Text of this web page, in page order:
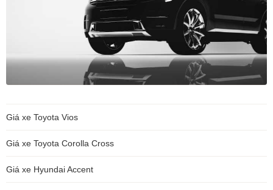
Giá xe Toyota Vios
Giá xe Toyota Corolla Cross
Giá xe Hyundai Accent